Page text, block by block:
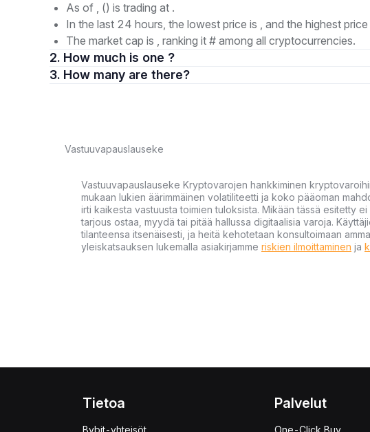
As of , () is trading at .
In the last 24 hours, the lowest price is , and the highest
The market cap is , ranking it # among all cryptocurrencies.
2. How much is one ?
3. How many are there?
Vastuuvapauslauseke
Vastuuvapauslauseke Kryptovarojen hankkiminen
mukaan lukien äärimmäinen volatiliteetti ja koko pääoman
irti kaikesta vastuusta toimien tuloksista. Mikään tässä esitetty
tarjous ostaa, myydä tai pitää hallussa digitaalisia varoja.
tilanteensa itsenäisesti, ja heitä kehotetaan konsultoimaan
yleiskatsauksen lukemalla asiakirjamme riskien ilmoittaminen ja
Tietoa
Bybit-yhteisöt
Palvelut
One-Click Buy